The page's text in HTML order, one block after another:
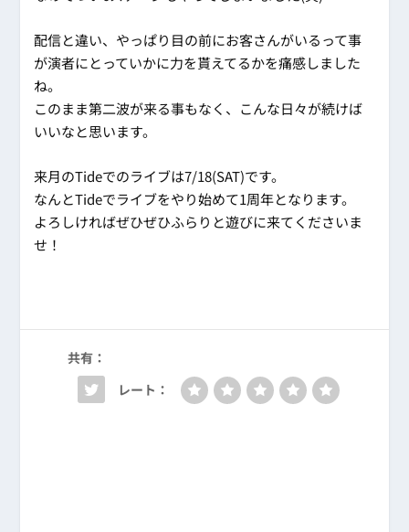
配信と違い、やっぱり目の前にお客さんがいるって事
が演者にとっていかに力を貰えてるかを痛感しました
ね。
このまま第二波が来る事もなく、こんな日々が続けば
いいなと思います。
来月のTideでのライブは7/18(SAT)です。
なんとTideでライブをやり始めて1周年となります。
よろしければぜひぜひふらりと遊びに来てくださいま
せ！
共有：
レート：